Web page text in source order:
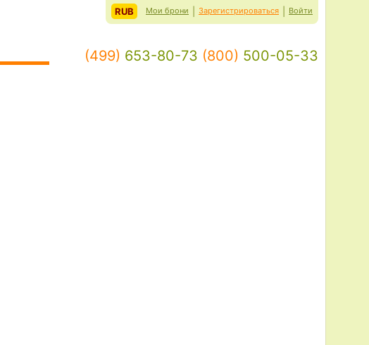
RUB Мои брони Зарегистрироваться Войти
(499) 653-80-73 (800) 500-05-33